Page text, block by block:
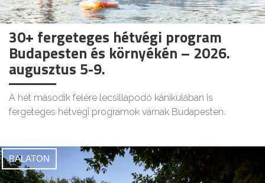
30+ fergeteges hétvégi program
Budapesten és környékén – 2026.
augusztus 5-9.
A hét második felére lecsillapodó kánikulában is
fergeteges hétvégi programok várnak Budapesten.
BALATON